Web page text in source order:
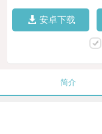
安卓下载
简介